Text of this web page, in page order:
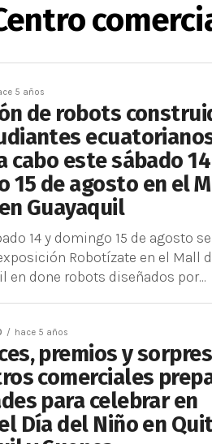
5 años
de robots
cabo este sábado
15 de agosto en el
Guayaquil
14 y domingo 15 de agosto se
Robotízate en el Mall
en done robots diseñados por...
hace 5 años
premios y
comerciales
para celebrar en
Día del Niño en